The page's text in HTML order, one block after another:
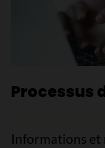
Processus
Informations et